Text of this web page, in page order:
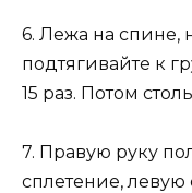
6. Лежа на спине,
подтягивайте к
15 раз. Потом
7. Правую руку
сплетение, левую